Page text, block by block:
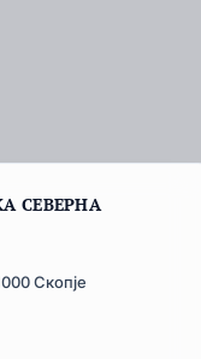
СЕВЕРНА
Скопје